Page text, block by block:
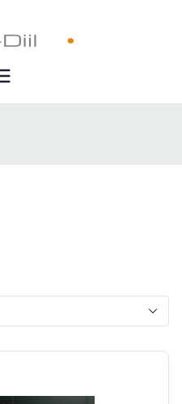
U-Diil
Pealeht